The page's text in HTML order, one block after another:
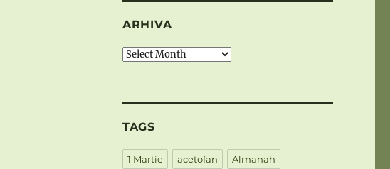
ARHIVA
Arhiva
TAGS
1 Martie acetofan Almanah